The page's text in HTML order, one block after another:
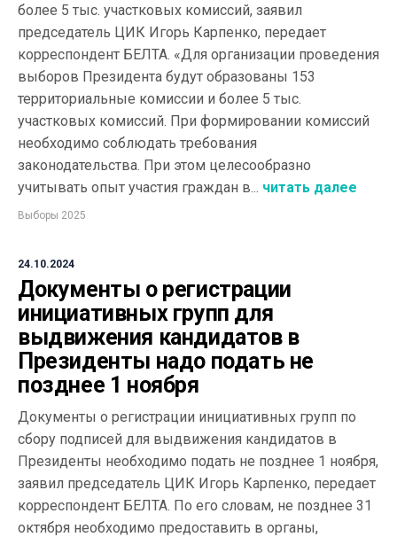
более 5 тыс. участковых комиссий, заявил
председатель ЦИК Игорь Карпенко, передает
корреспондент БЕЛТА. «Для организации проведения
выборов Президента будут образованы 153
территориальные комиссии и более 5 тыс.
участковых комиссий. При формировании комиссий
необходимо соблюдать требования
законодательства. При этом целесообразно
учитывать опыт участия граждан в... читать далее
Выборы 2025
24.10.2024
Документы о регистрации
инициативных групп для
выдвижения кандидатов в
Президенты надо подать не
позднее 1 ноября
Документы о регистрации инициативных групп по
сбору подписей для выдвижения кандидатов в
Президенты необходимо подать не позднее 1 ноября,
заявил председатель ЦИК Игорь Карпенко, передает
корреспондент БЕЛТА. По его словам, не позднее 31
октября необходимо предоставить в органы,